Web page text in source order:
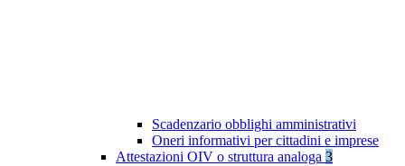
Scadenzario obblighi amministrativi
Oneri informativi per cittadini e imprese
Attestazioni OIV o struttura analoga 3